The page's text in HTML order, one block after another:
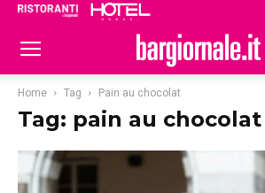
Home Tag Pain au chocolat
Tag: pain au chocolat